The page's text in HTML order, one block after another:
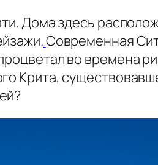
Дома здесь
Современная
во времена
Крита,